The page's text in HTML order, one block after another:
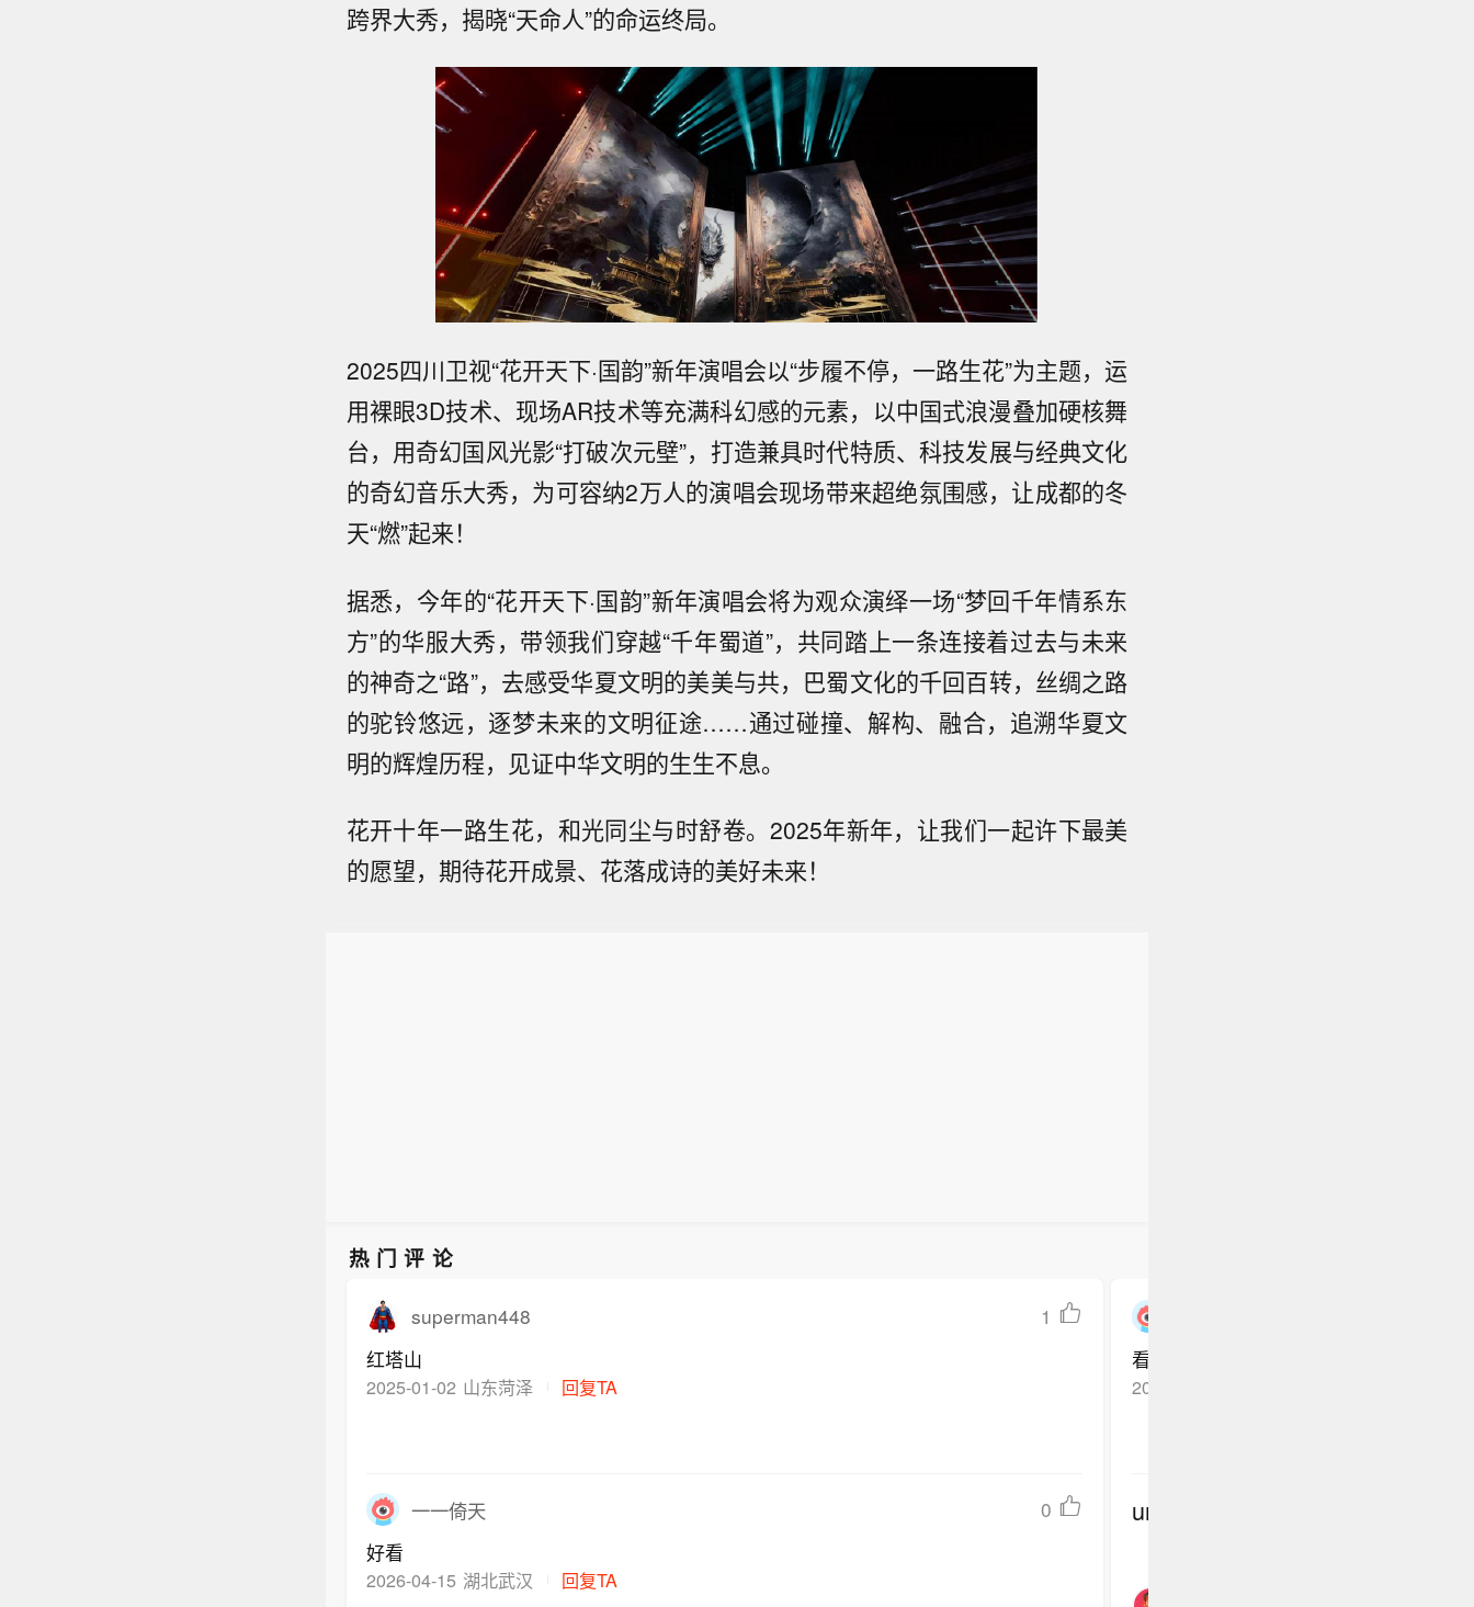
跨界大秀，揭晓“天命人”的命运终局。
2025四川卫视“花开天下·国韵”新年演唱会以“步履不停，一路生花”为主题，运
用裸眼3D技术、现场AR技术等充满科幻感的元素，以中国式浪漫叠加硬核舞
台，用奇幻国风光影“打破次元壁”，打造兼具时代特质、科技发展与经典文化
的奇幻音乐大秀，为可容纳2万人的演唱会现场带来超绝氛围感，让成都的冬
天“燃”起来！
据悉，今年的“花开天下·国韵”新年演唱会将为观众演绎一场“梦回千年情系东
方”的华服大秀，带领我们穿越“千年蜀道”，共同踏上一条连接着过去与未来
的神奇之“路”，去感受华夏文明的美美与共，巴蜀文化的千回百转，丝绸之路
的驼铃悠远，逐梦未来的文明征途……通过碰撞、解构、融合，追溯华夏文
明的辉煌历程，见证中华文明的生生不息。
花开十年一路生花，和光同尘与时舒卷。2025年新年，让我们一起许下最美
的愿望，期待花开成景、花落成诗的美好未来！
热门评论
superman448
1
红塔山
2025-01-02 山东菏泽 回复TA
一一倚天
0
好看
2026-04-15 湖北武汉 回复TA
看一下
2026-04-15
undefined